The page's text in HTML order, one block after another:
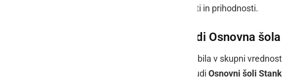
odziva na družbene izzive sedanjosti in prihodnosti.
Med prejemniki donacij tudi Osnovna
Sredstva v okviru omenjenega povabila v skupni
desetim organizacijam, med njimi tudi Osnovni šoli